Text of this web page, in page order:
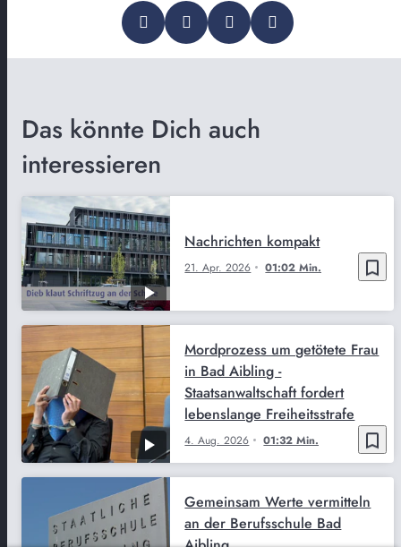
Das könnte Dich auch
interessieren
bookmark_border
21. Apr. 2026 01:02 Min.
Nachrichten kompakt
bookmark_border
4. Aug. 2026 01:32 Min.
Mordprozess um getötete Frau
in Bad Aibling -
Staatsanwaltschaft fordert
lebenslange Freiheitsstrafe
Gemeinsam Werte vermitteln
an der Berufsschule Bad